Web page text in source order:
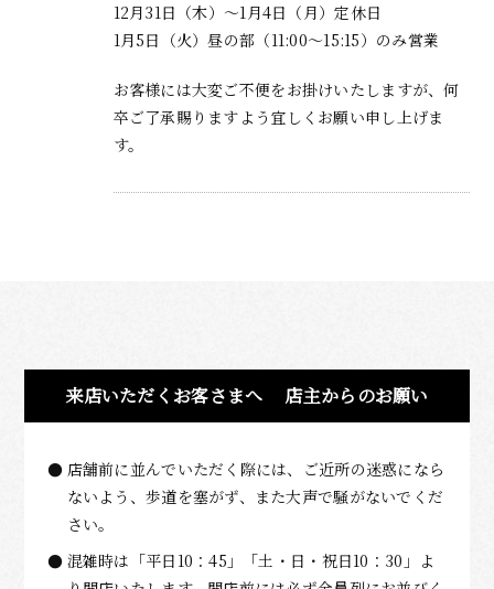
12月31日（木）〜1月4日（月）定休日
1月5日（火）昼の部（11:00～15:15） のみ営業
お客様には大変ご不便をお掛けいたしますが、何
卒ご了承賜りますよう宜しくお願い申し上げま
す。
来店いただくお客さまへ 店主からのお願い
店舗前に並んでいただく際には、ご近所の迷惑になら
ないよう、歩道を塞がず、また大声で騒がないでくだ
さい。
混雑時は「平日10：45」「土・日・祝日10：30」よ